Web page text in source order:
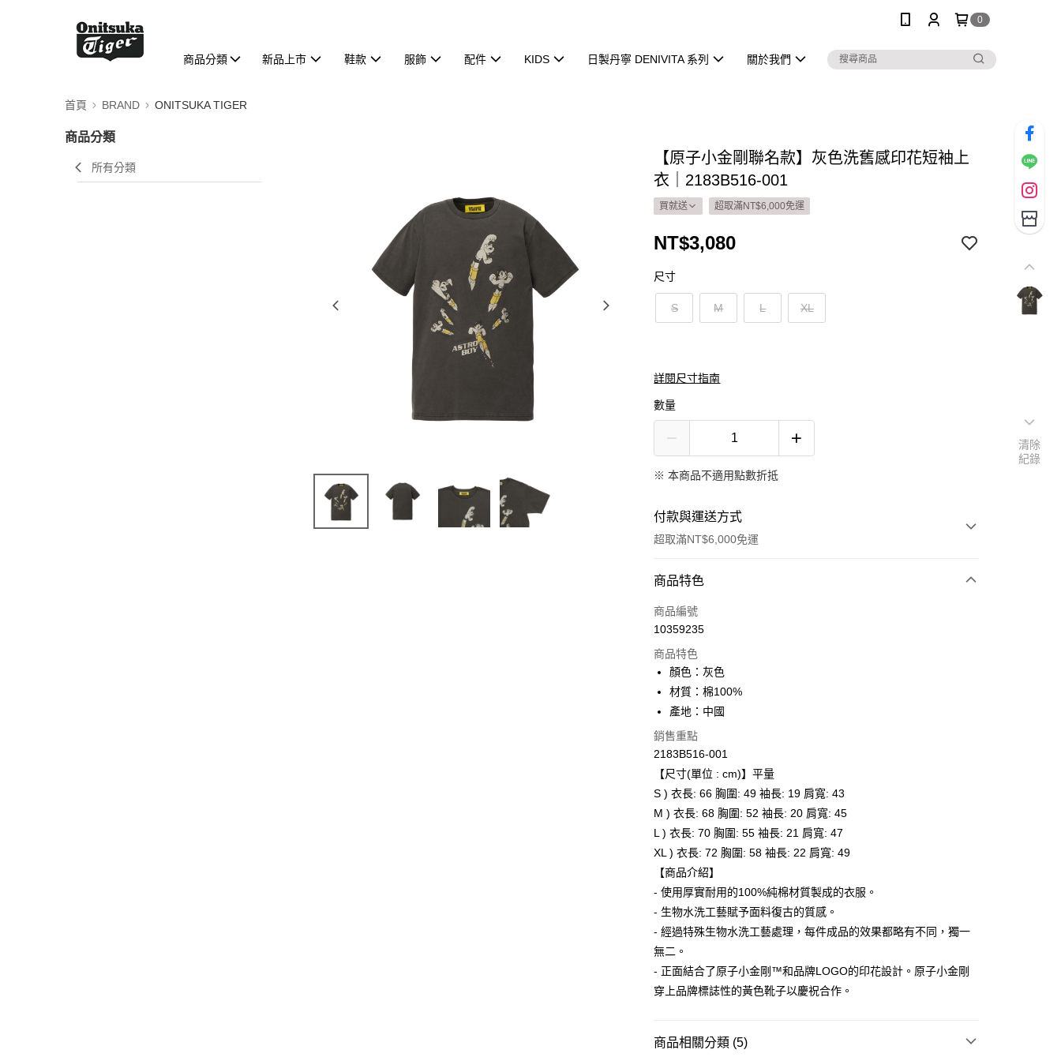
0
商品分類 新品上市 鞋款 服飾 配件 KIDS 日製丹寧 DENIVITA 系列 關於我們
首頁 BRAND ONITSUKA TIGER
商品分類
所有分類
【原子小金剛聯名款】灰色洗舊感印花短袖上
衣｜2183B516-001
買就送 超取滿NT$6,000免運
NT$3,080
尺寸
S M L XL
詳閱尺寸指南
數量
※ 本商品不適用點數折抵
付款與運送方式
超取滿NT$6,000免運
付款方式
信用卡一次付款
LINE Pay
Apple Pay
運送方式
全家取貨付款
每筆NT$80，滿NT$6,000(含以上)免運費
付款後全家取貨
每筆NT$80，滿NT$6,000(含以上)免運費
萊爾富取貨付款
每筆NT$80，滿NT$6,000(含以上)免運費
付款後萊爾富取貨
每筆NT$80，滿NT$6,000(含以上)免運費
商品特色
商品編號
10359235
商品特色
顏色：灰色
材質：棉100%
產地：中國
銷售重點
2183B516-001
【尺寸(單位 : cm)】平量
S ) 衣長: 66 胸圍: 49 袖長: 19 肩寬: 43
M ) 衣長: 68 胸圍: 52 袖長: 20 肩寬: 45
L ) 衣長: 70 胸圍: 55 袖長: 21 肩寬: 47
XL ) 衣長: 72 胸圍: 58 袖長: 22 肩寬: 49
【商品介紹】
- 使用厚實耐用的100%純棉材質製成的衣服。
- 生物水洗工藝賦予面料復古的質感。
- 經過特殊生物水洗工藝處理，每件成品的效果都略有不同，獨一
無二。
- 正面結合了原子小金剛™和品牌LOGO的印花設計。原子小金剛
穿上品牌標誌性的黃色靴子以慶祝合作。
商品相關分類 (5)
清除
紀錄